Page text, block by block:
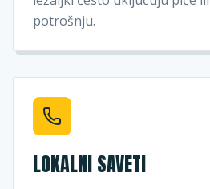
potrošnju.
LOKALNI SAVETI